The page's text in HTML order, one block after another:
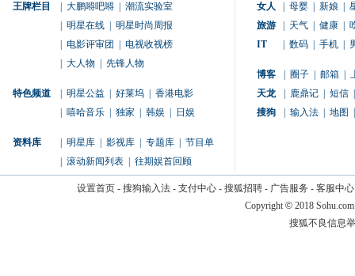
王牌栏目 大鹏嘚吧嘚
潮流实验室
明星在线
明星时尚周报
电影评审团
电视收视榜
大人物 先锋人物
特色频道 明星公益 好莱坞
香港电影
嘻哈音乐 独家 韩娱 日娱
资料库 明星库 影视库 专题库
节目单
滚动新闻列表 往期娱首回顾
女人 母婴 新娘
旅游
天气 健康
IT
数码 手机
博客 圈子 邮箱
天龙
鹿鼎记 短信
搜狗
输入法 地图
设置首页- 搜狗输入法- 支付中心- 搜狐招聘- 广告服务 - 客服中心
Copyright © 2018
搜狐不良信息